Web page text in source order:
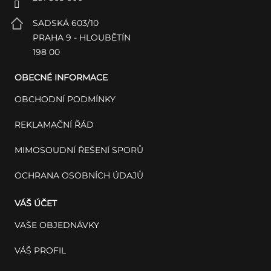
SADSKÁ 603/10
PRAHA 9 - HLOUBĚTÍN
198 00
OBECNÉ INFORMACE
OBCHODNÍ PODMÍNKY
REKLAMAČNÍ ŘÁD
MIMOSOUDNÍ ŘEŠENÍ SPORŮ
OCHRANA OSOBNÍCH ÚDAJŮ
VÁŠ ÚČET
VAŠE OBJEDNÁVKY
VÁŠ PROFIL